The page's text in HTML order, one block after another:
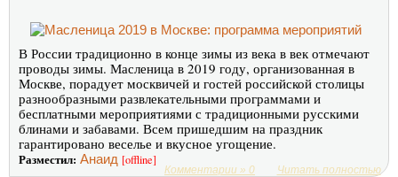
В России традиционно в конце зимы из века в век отмечают
проводы зимы. Масленица в 2019 году, организованная в
Москве, порадует москвичей и гостей российской столицы
разнообразными развлекательными программами и
бесплатными мероприятиями с традиционными русскими
блинами и забавами. Всем пришедшим на праздник
гарантировано веселье и вкусное угощение.
Разместил: Анаид [offline]
Комментарии » 0 Читать полностью